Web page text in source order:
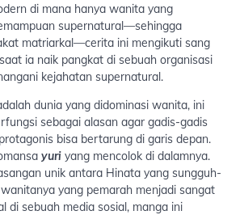
di mana hanya wanita yang
supernatural—sehingga
matriarkal—cerita ini mengikuti sang
ia naik pangkat di sebuah organisasi
kejahatan supernatural.
dunia yang didominasi wanita, ini
sebagai alasan agar gadis-gadis
bisa bertarung di garis depan.
yuri yang mencolok di dalamnya.
unik antara Hinata yang sungguh-
yang pemarah menjadi sangat
di sebuah media sosial, manga ini